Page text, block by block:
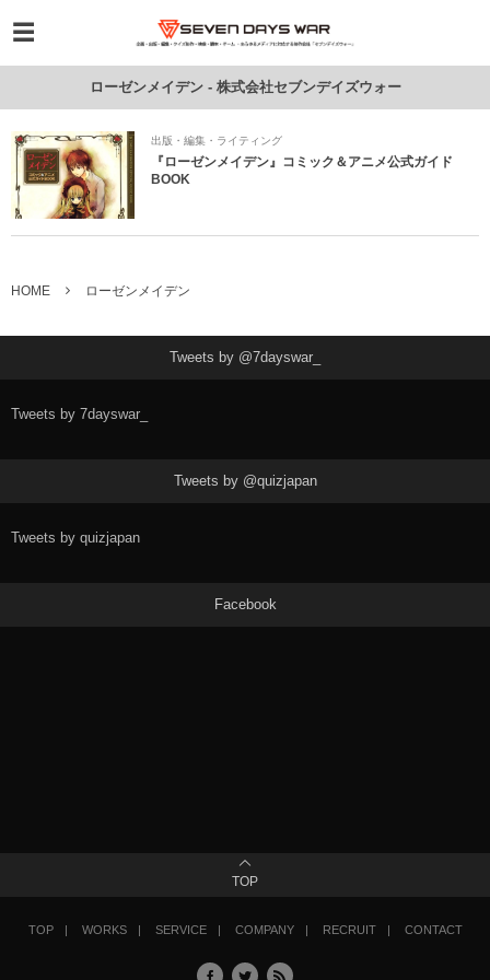
ローゼンメイデン - 株式会社セブンデイズウォー
出版・編集・ライティング
『ローゼンメイデン』コミック＆アニメ公式ガイド
BOOK
HOME ローゼンメイデン
Tweets by @7dayswar_
Tweets by 7dayswar_
Tweets by @quizjapan
Tweets by quizjapan
Facebook
TOP
TOP WORKS SERVICE COMPANY RECRUIT CONTACT